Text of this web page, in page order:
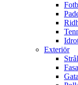
Exteriör